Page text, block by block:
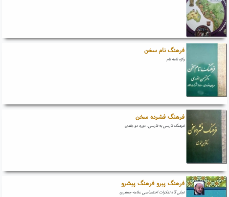
فرهنگ نام سخن
واژه نامه نام
فرهنگ فشرده سخن
فرهنگ فارسی به فارسی- دوره دو جلدی
فرهنگ پیرو فرهنگ پیشرو
تجلی گاه تفکرات اختصاصی علامه جعفری